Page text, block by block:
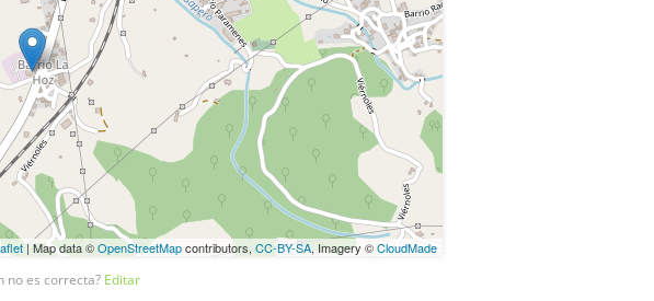
| Map data ©OpenStreetMapcontributors, CC-BY-SA, Imagery ©CloudMade
no es correcta? Editar